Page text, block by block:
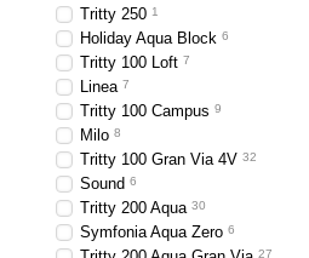
Tritty 250 1
Holiday Aqua Block 6
Tritty 100 Loft 7
Linea 7
Tritty 100 Campus 9
Milo 8
Tritty 100 Gran Via 4V 32
Sound 6
Tritty 200 Aqua 30
Symfonia Aqua Zero 6
27